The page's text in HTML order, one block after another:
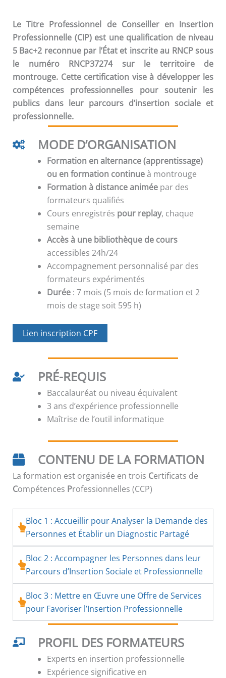
Le Titre Professionnel de Conseiller en Insertion
Professionnelle (CIP) est une qualification de niveau
5 Bac+2 reconnue par l’État et inscrite au RNCP sous
le numéro RNCP37274 sur le territoire de
montrouge. Cette certification vise à développer les
compétences professionnelles pour soutenir les
publics dans leur parcours d’insertion sociale et
professionnelle.
MODE D’ORGANISATION
Formation en alternance (apprentissage)
ou en formation continueà montrouge
Formation à distance animée par des
formateurs qualifiés
Cours enregistrés pour replay, chaque
semaine
Accès à une bibliothèque de cours
accessibles 24h/24
Accompagnement personnalisé par des
formateurs expérimentés
Durée : 7 mois (5 mois de formation et 2
mois de stage soit 595 h)
Lien inscription CPF
PRÉ-REQUIS
Baccalauréat ou niveau équivalent
3 ans d’expérience professionnelle
Maîtrise de l’outil informatique
CONTENU DE LA FORMATION
La formation est organisée en trois Certificats de
Compétences Professionnelles (CCP)
Bloc 1 : Accueillir pour Analyser la Demande des
Personnes et Établir un Diagnostic Partagé
Bloc 2 : Accompagner les Personnes dans leur
Parcours d’Insertion Sociale et Professionnelle
Bloc 3 : Mettre en Œuvre une Offre de Services
pour Favoriser l’Insertion Professionnelle
PROFIL DES FORMATEURS
Experts en insertion professionnelle
Expérience significative en